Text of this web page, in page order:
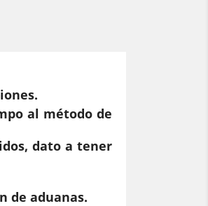
al método de
dato a tener
de aduanas.